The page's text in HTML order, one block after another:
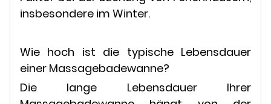
insbesondere im Winter.
Wie hoch ist die typische Lebensdauer
einer Massagebadewanne?
Die lange Lebensdauer Ihrer